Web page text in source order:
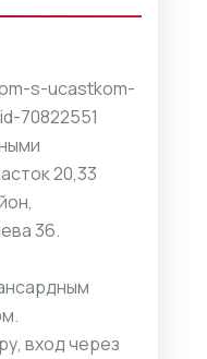
s-ucastkom-
70822551
20,33
36.
вход через